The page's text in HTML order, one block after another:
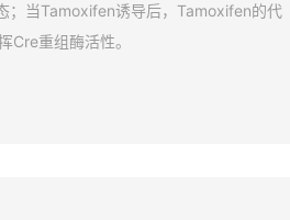
；当Tamoxifen诱导后，Tamoxifen的代
Cre重组酶活性。